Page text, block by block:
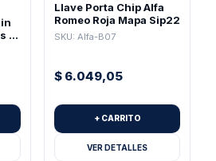
+
Llave Porta Chip Alfa
Romeo Roja Mapa Sip22
SKU: Alfa-B07
$ 6.049,05
+ CARRITO
VER DETALLES